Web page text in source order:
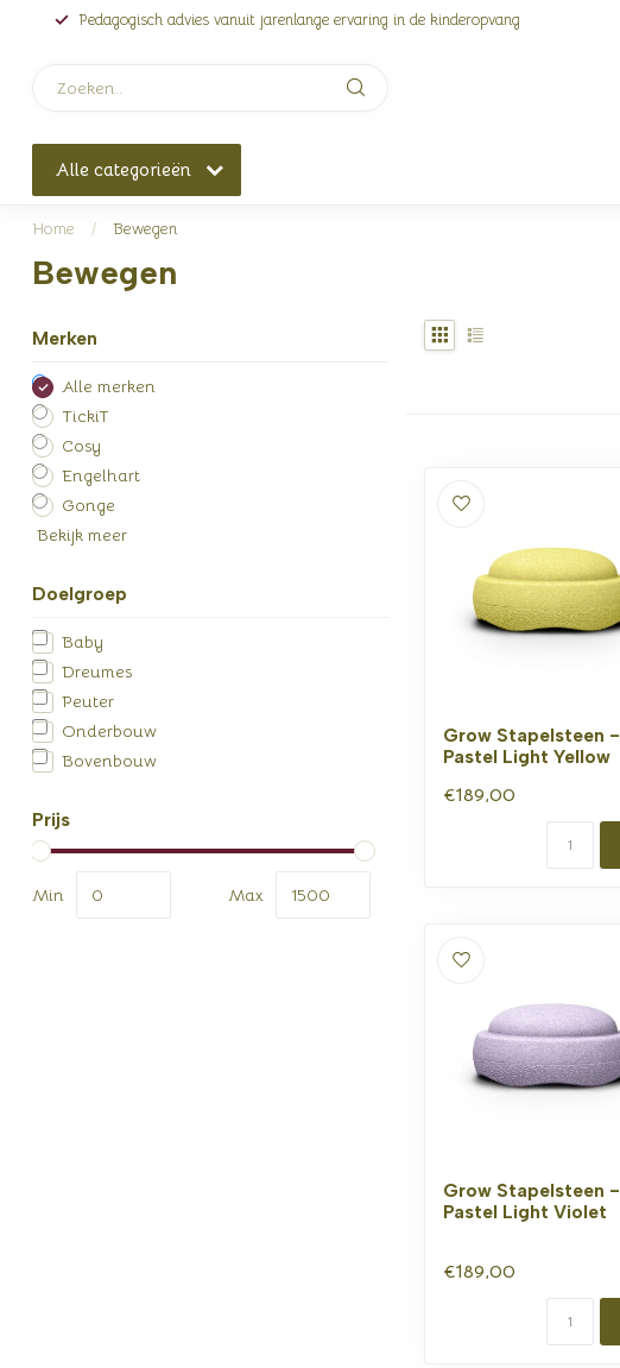
Pedagogisch advies vanuit jarenlange ervaring in de kinderopvang
Alle categorieën
Home / Bewegen
Bewegen
Merken
Alle merken
TickiT
Cosy
Engelhart
Gonge
Bekijk meer
Doelgroep
Baby
Dreumes
Peuter
Onderbouw
Bovenbouw
Prijs
Min Max
Grow Stapelsteen -
Pastel Light Yellow
€189,00
Grow Stapelsteen -
Pastel Light Violet
€189,00